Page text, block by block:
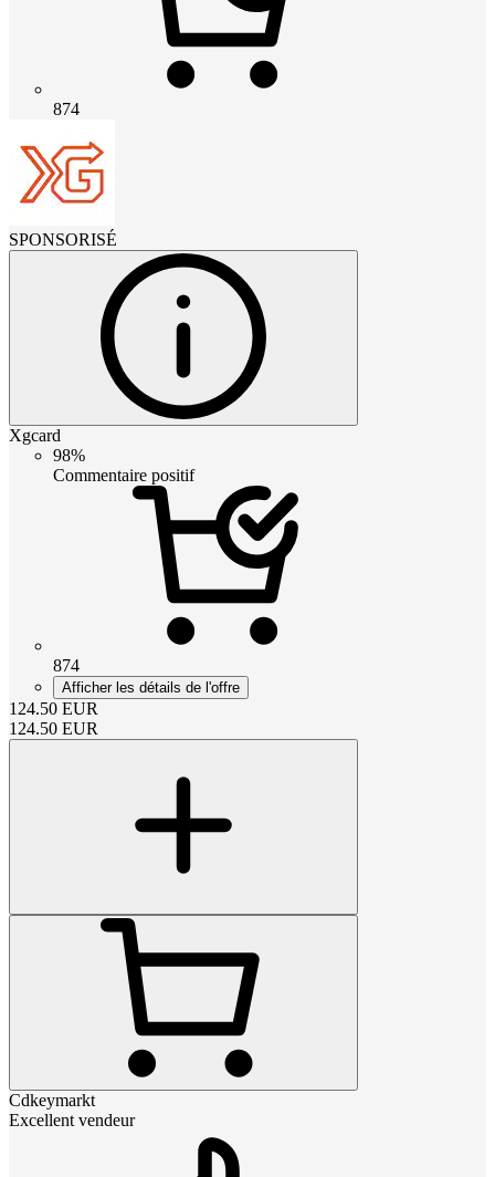
874
SPONSORISÉ
Xgcard
98%
Commentaire positif
874
Afficher les détails de l'offre
124.50 EUR
124.50 EUR
Cdkeymarkt
Excellent vendeur